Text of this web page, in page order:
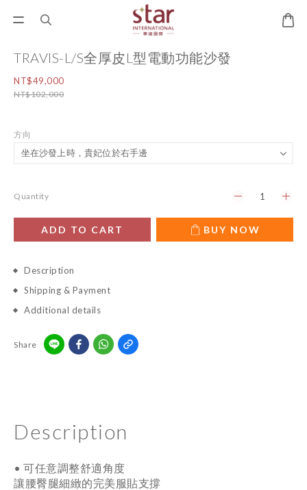
TRAVIS-L/S全厚皮L型電動功能沙發
NT$49,000
NT$102,000
方向
Quantity
ADD TO CART BUY NOW
Description
Shipping & Payment
Additional details
Share
Description
• 可任意調整舒適角度
讓腰臀腿細緻的完美服貼支撐